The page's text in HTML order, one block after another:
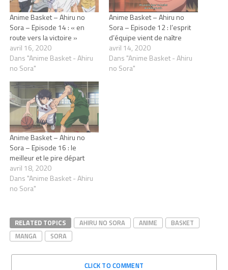
Anime Basket – Ahiru no
Sora – Episode 14 : « en
route vers la victoire »
avril 16, 2020
Dans "Anime Basket - Ahiru
no Sora"
Anime Basket – Ahiru no
Sora – Episode 12 : l’esprit
d’équipe vient de naître
avril 14, 2020
Dans "Anime Basket - Ahiru
no Sora"
Anime Basket – Ahiru no
Sora – Episode 16 : le
meilleur et le pire départ
avril 18, 2020
Dans "Anime Basket - Ahiru
no Sora"
RELATED TOPICS AHIRU NO SORA ANIME
BASKET
MANGA
SORA
CLICK TO COMMENT